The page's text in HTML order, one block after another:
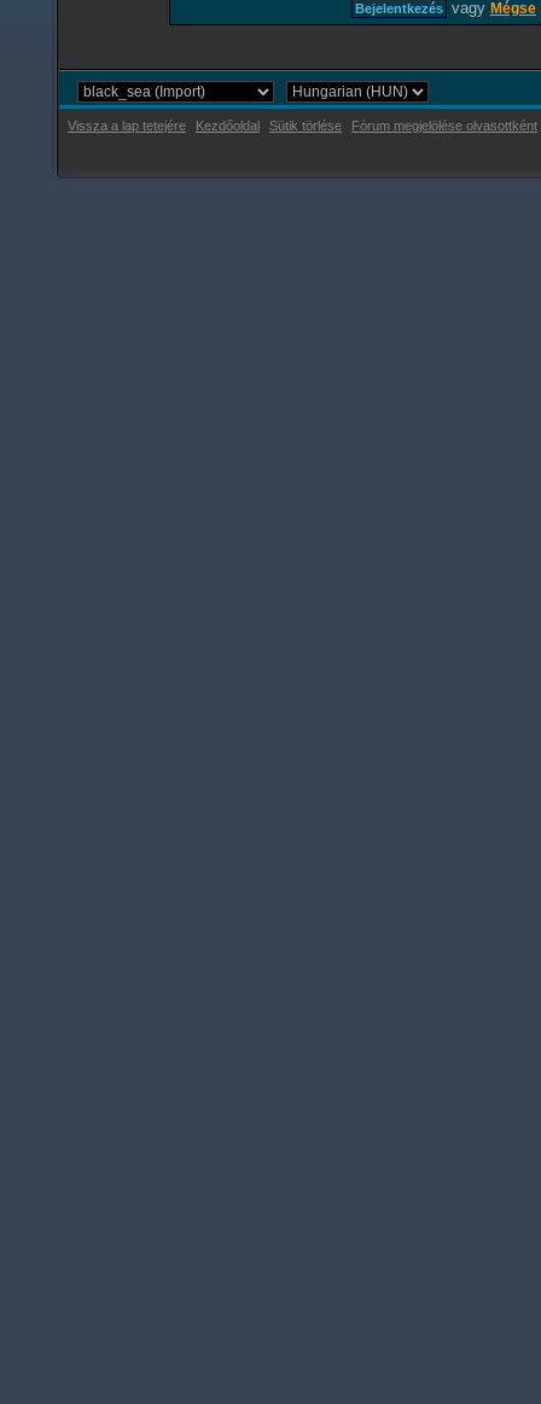
vagy Mégse
Vissza a lap tetejére Kezdőoldal Sütik törlése Fórum megjelölése olvasottként